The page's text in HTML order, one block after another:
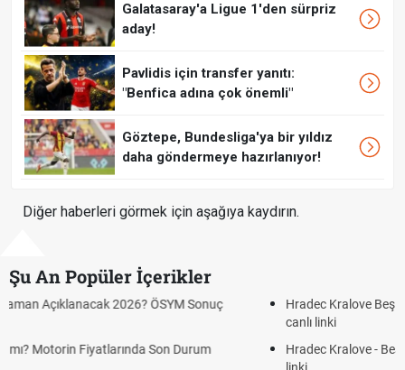
Galatasaray'a Ligue 1'den sürpriz
aday!
Pavlidis için transfer yanıtı:
"Benfica adına çok önemli"
Göztepe, Bundesliga'ya bir yıldız
daha göndermeye hazırlanıyor!
Diğer haberleri görmek için aşağıya kaydırın.
Şu An Popüler İçerikler
Hradec Kralove Beşiktaş ücretsiz izle, Hradec Kralove BJK maçı
Hradec Kralove - Beşiktaş maçı şifresiz izle canlı S Sport Plus